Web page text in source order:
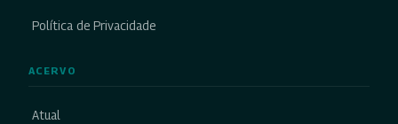
Política de Privacidade
ACERVO
Atual